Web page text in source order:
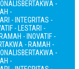
BERTAKWA -
-
- INTEGRITAS -
- LESTARI -
- INOVATIF -
- RAMAH -
BERTAKWA -
-